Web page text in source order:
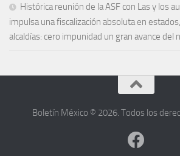
Histórica reunión de la ASF con Las y los
impulsa una fiscalización absoluta en
alcaldías: cero impunidad un gran avance del
Boletín México © 2026. Todos los